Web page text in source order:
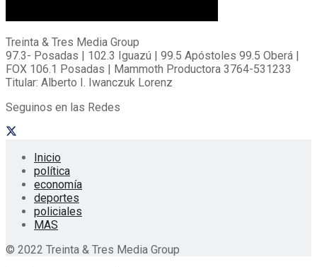
Treinta & Tres Media Group
97.3- Posadas | 102.3 Iguazú | 99.5 Apóstoles 99.5 Oberá |
FOX 106.1 Posadas | Mammoth Productora 3764-531233
Titular: Alberto I. Iwanczuk Lorenz
Seguinos en las Redes
Inicio
política
economía
deportes
policiales
MAS
© 2022 Treinta & Tres Media Group